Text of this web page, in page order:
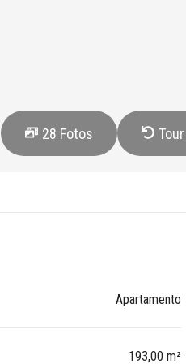
28 Fotos
Apartamento
193,00 m²